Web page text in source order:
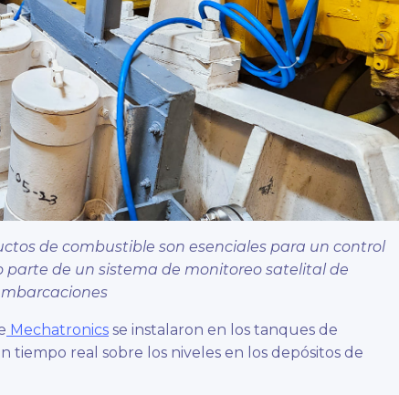
de combustible son esenciales para un control
parte de un sistema de monitoreo satelital de
Mechatronics se instalaron en los tanques de
real sobre los niveles en los depósitos de